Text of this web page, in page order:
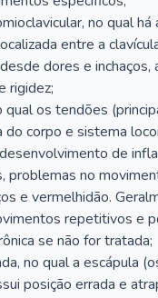
no qual há
entre a
dores e inchaços,
rigidez;
qual os tendões
do corpo e sistema
de
problemas no
e vermelhidão.
repetitivos e
se não for tratada;
no qual a escápula
posição errada e